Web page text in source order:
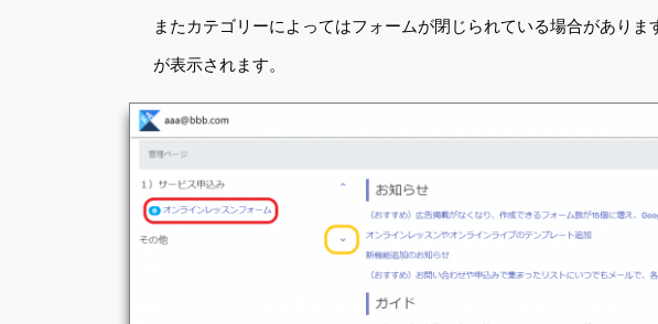
またカテゴリーによってはフォームが閉じられている場合があり
が表示されます。